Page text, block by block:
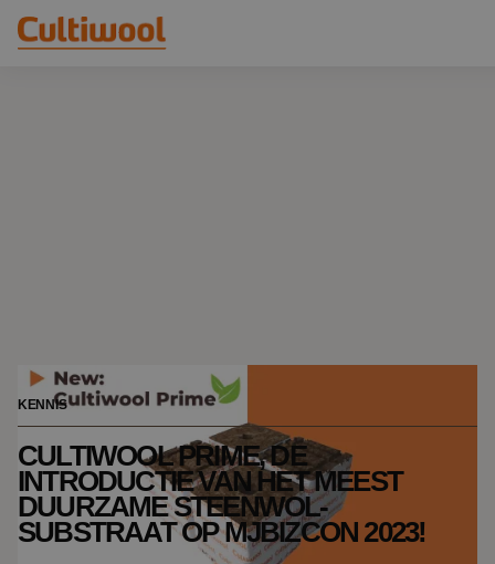
KENNIS
CULTIWOOL PRIME, DE
INTRODUCTIE VAN HET MEEST
DUURZAME STEENWOL-
SUBSTRAAT OP MJBIZCON 2023!